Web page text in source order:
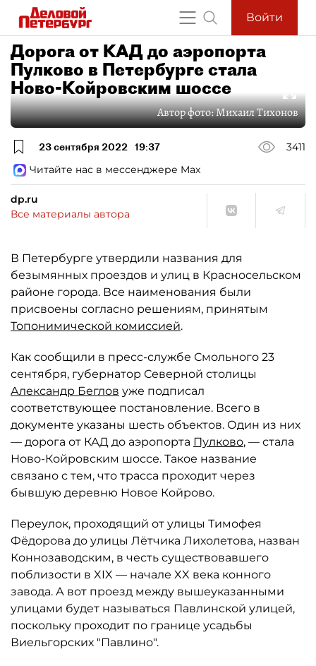
Войти
Дорога от КАД до аэропорта
Пулково в Петербурге стала
Ново-Койровским шоссе
Автор фото:Михаил Тихонов
23 сентября 2022 19:37
3411
Читайте нас в мессенджере Max
dp.ru
Все материалы автора
В Петербурге утвердили названия для
безымянных проездов и улиц в Красносельском
районе города. Все наименования были
присвоены согласно решениям, принятым
Топонимической комиссией.
Как сообщили в пресс-службе Смольного 23
сентября, губернатор Северной столицы
Александр Беглов уже подписал
соответствующее постановление. Всего в
документе указаны шесть объектов. Один из них
— дорога от КАД до аэропорта Пулково, — стала
Ново-Койровским шоссе. Такое название
связано с тем, что трасса проходит через
бывшую деревню Новое Койрово.
Переулок, проходящий от улицы Тимофея
Фёдорова до улицы Лётчика Лихолетова, назван
Коннозаводским, в честь существовавшего
поблизости в XIX — начале XX века конного
завода. А вот проезд между вышеуказанными
улицами будет называться Павлинской улицей,
поскольку проходит по границе усадьбы
Виельгорских "Павлино".